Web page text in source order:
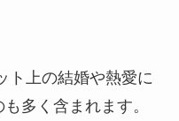
ト上の結婚や熱愛に
多く含まれます。